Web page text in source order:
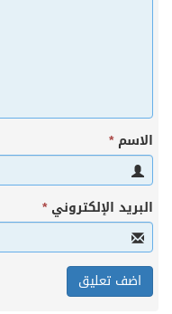
الاسم*
البريد الإلكتروني*